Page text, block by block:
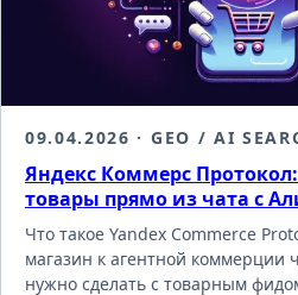
09.04.2026 · GEO / AI
Яндекс Коммерс
товары прямо из чата с
Что такое Yandex Commerce
магазин к агентной коммерции
нужно сделать с товарным